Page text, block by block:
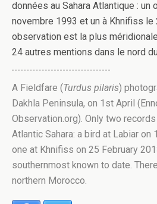
données au Sahara Atlantique : un
novembre 1993 et un à Khnifiss
observation est la plus
24 autres mentions dans le nord
A Fieldfare (Turdus pilaris)
Dakhla Peninsula, on 1st April
Observation.org). Only two
Atlantic Sahara: a bird at Labiar on
one at Khnifiss on 25 February
southernmost known to date.
northern Morocco.